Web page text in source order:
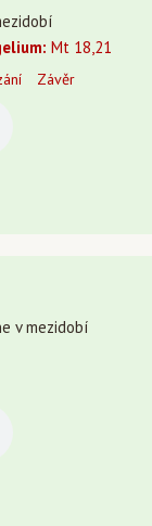
Mt 18,21
Závěr
v mezidobí